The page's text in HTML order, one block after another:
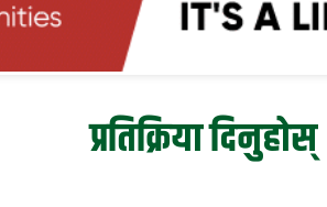
प्रतिक्रिया दिनुहोस्